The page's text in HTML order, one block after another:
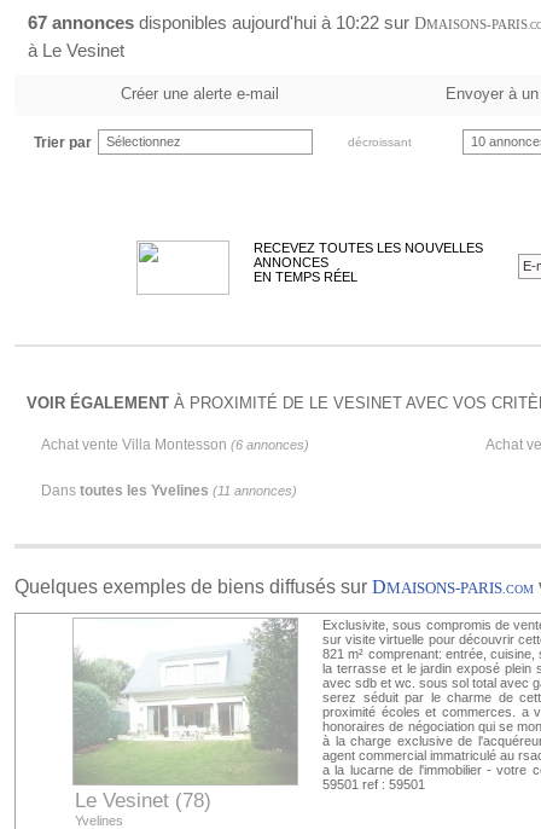
67 annonces disponibles aujourd'hui à 10:22 sur DMAISONS-PARIS
à Le Vesinet
Créer une alerte e-mail Envoyer à
Trier par Sélectionnez décroissant 10
RECEVEZ TOUTES LES NOUVELLES
ANNONCES
EN TEMPS RÉEL
VOIR ÉGALEMENT À PROXIMITÉ DE LE VESINET AVEC VOS
Achat vente Villa Montesson (6 annonces) Achat
Dans toutes les Yvelines (11 annonces)
Quelques exemples de biens diffusés sur DMAISONS-PARIS .COM
Le Vesinet (78)
Yvelines
Exclusivite, sous compromis de
sur visite virtuelle pour découvrir
821 m² comprenant: entrée,
la terrasse et le jardin exposé plein
avec sdb et wc. sous sol total avec
serez séduit par le charme de
proximité écoles et commerces. a
honoraires de négociation qui se
à la charge exclusive de
agent commercial immatriculé au
a la lucarne de l'immobilier - votre
59501 ref : 59501